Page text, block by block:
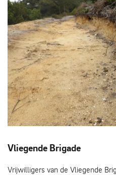
Vliegende Brigade
Vrijwilligers van de Vliegende